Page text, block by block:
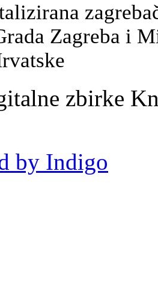
Zagreba i
zbirke
by Indigo